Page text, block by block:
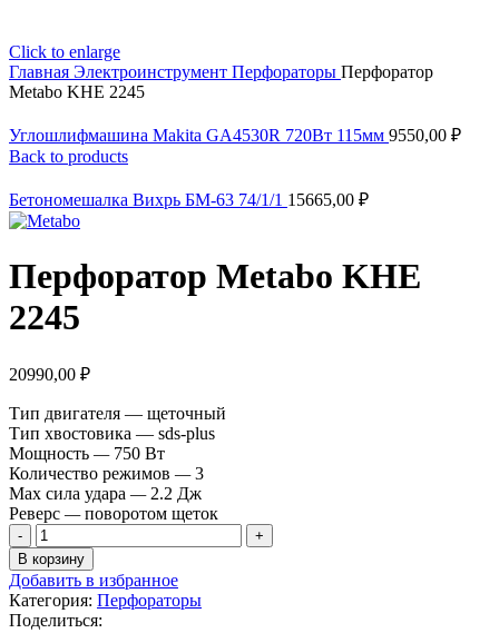
Click to enlarge
Главная Электроинструмент Перфораторы Перфоратор
Metabo KHE 2245
Углошлифмашина Makita GA4530R 720Вт 115мм 9550,00 ₽
Back to products
Бетономешалка Вихрь БМ-63 74/1/1 15665,00 ₽
Перфоратор Metabo KHE
2245
20990,00 ₽
Тип двигателя — щеточный
Тип хвостовика — sds-plus
Мощность — 750 Вт
Количество режимов —3
Max сила удара — 2.2 Дж
Реверс —поворотом щеток
Количество
товара
Перфоратор
Metabo
KHE
2245
В корзину
Добавить в избранное
Категория: Перфораторы
Поделиться: